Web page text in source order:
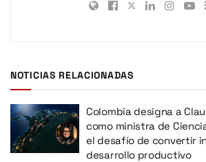
NOTICIAS RELACIONADAS
Colombia designa a
como ministra de
el desafío de convertir
desarrollo productivo